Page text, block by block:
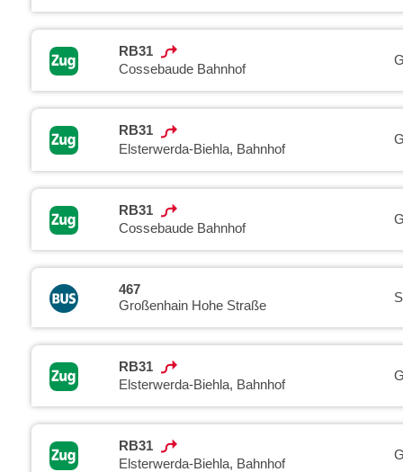
RB31
Cossebaude Bahnhof
RB31
Elsterwerda-Biehla, Bahnhof
RB31
Cossebaude Bahnhof
467
Großenhain Hohe Straße
RB31
Elsterwerda-Biehla, Bahnhof
RB31
Elsterwerda-Biehla, Bahnhof